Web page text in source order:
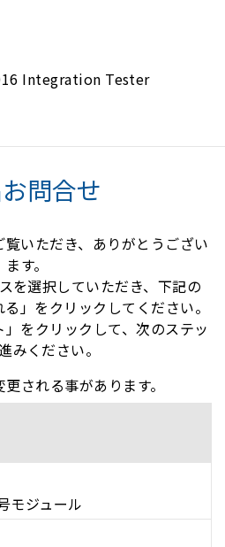
問合せ
いただき、ありがとうござい
ます。
を選択していただき、下記の
」をクリックしてください。
をクリックして、次のステッ
みください。
される事があります。
モジュール